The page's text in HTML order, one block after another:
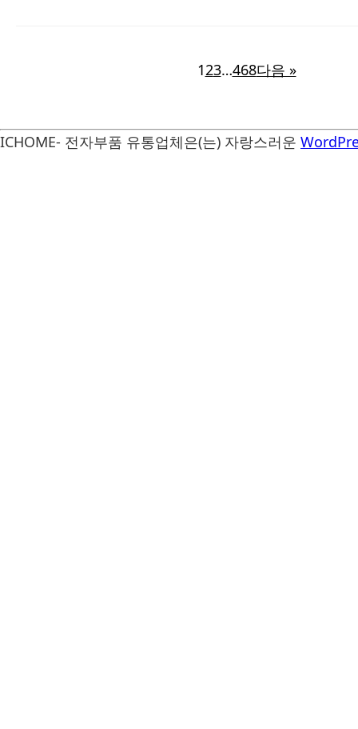
123…468다음 »
ICHOME- 전자부품 유통업체은(는) 자랑스러운